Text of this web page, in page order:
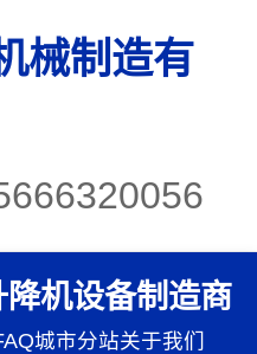
械制造有
机设备制造商
城市分站关于我们